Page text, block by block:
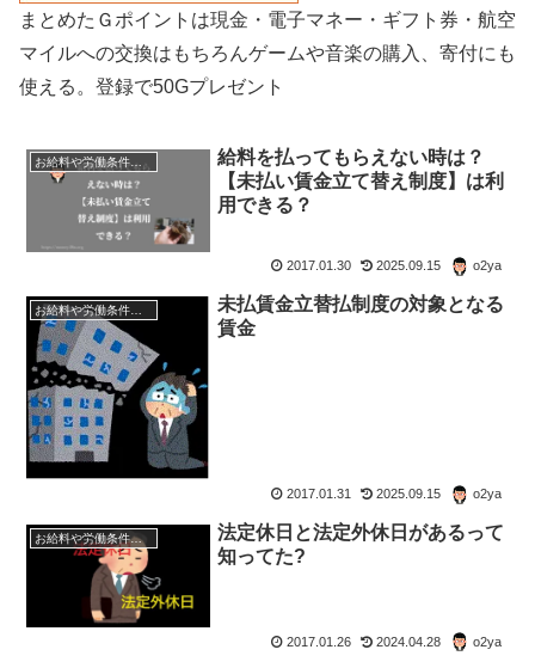
まとめたＧポイントは現金・電子マネー・ギフト券・航空
マイルへの交換はもちろんゲームや音楽の購入、寄付にも
使える。登録で50Gプレゼント
お給料や労働条件について知ろう
給料を払ってもらえない時は？
【未払い賃金立て替え制度】は利
用できる？
2017.01.30 2025.09.15 o2ya
お給料や労働条件について知ろう
未払賃金立替払制度の対象となる
賃金
2017.01.31 2025.09.15 o2ya
お給料や労働条件について知ろう
法定休日と法定外休日があるって
知ってた?
2017.01.26 2024.04.28 o2ya